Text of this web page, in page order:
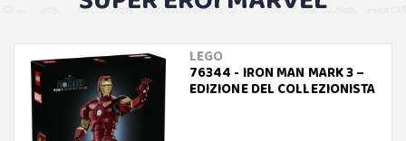
LEGO
76344 - IRON MAN MARK 3 –
EDIZIONE DEL COLLEZIONISTA